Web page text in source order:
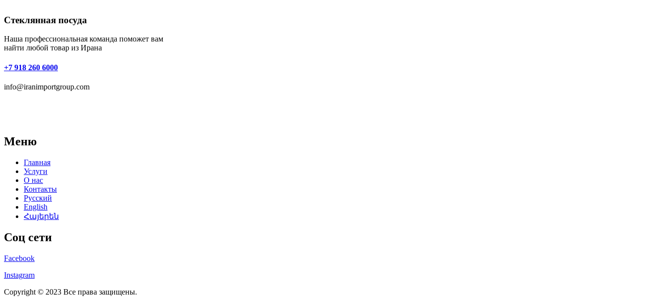
Стеклянная посуда
Наша профессиональная команда поможет вам
найти любой товар из Ирана
+7 918 260 6000
info@iranimportgroup.com
Меню
Главная
Услуги
О нас
Контакты
Русский
English
Հայերեն
Соц сети
Facebook
Instagram
Copyright © 2023 Все права защищены.